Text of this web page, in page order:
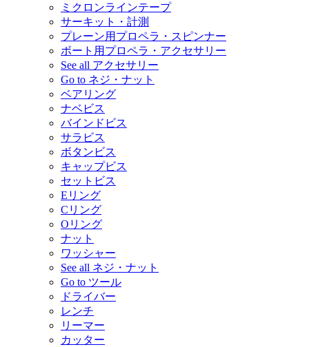
ミクロンラインテープ
サーキット・計測
プレーン用プロペラ・スピンナー
ボート用プロペラ・アクセサリー
See all アクセサリー
Go to ネジ・ナット
ベアリング
ナベビス
バインドビス
サラビス
ボタンビス
キャップビス
セットビス
Eリング
Cリング
Oリング
ナット
ワッシャー
See all ネジ・ナット
Go to ツール
ドライバー
レンチ
リーマー
カッター